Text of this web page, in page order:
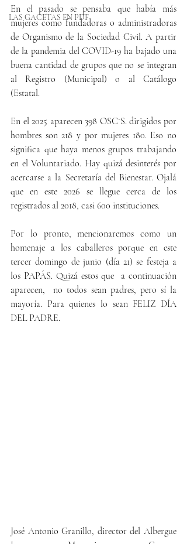
LAS GACETAS EN PDF
En el pasado se pensaba que había más
mujeres como fundadoras o administradoras
de Organismo de la Sociedad Civil. A partir
de la pandemia del COVID-19 ha bajado una
buena cantidad de grupos que no se integran
al Registro (Municipal) o al Catálogo
(Estatal.
En el 2025 aparecen 398 OSC´S. dirigidos por
hombres son 218 y por mujeres 180. Eso no
significa que haya menos grupos trabajando
en el Voluntariado. Hay quizá desinterés por
acercarse a la Secretaría del Bienestar. Ojalá
que en este 2026 se llegue cerca de los
registrados al 2018, casi 600 instituciones.
Por lo pronto, mencionaremos como un
homenaje a los caballeros porque en este
tercer domingo de junio (día 21) se festeja a
los PAPÁS. Quizá estos que  a continuación
aparecen,  no todos sean padres, pero sí la
mayoría. Para quienes lo sean FELIZ DÍA
DEL PADRE.
José Antonio Granillo, director del Albergue